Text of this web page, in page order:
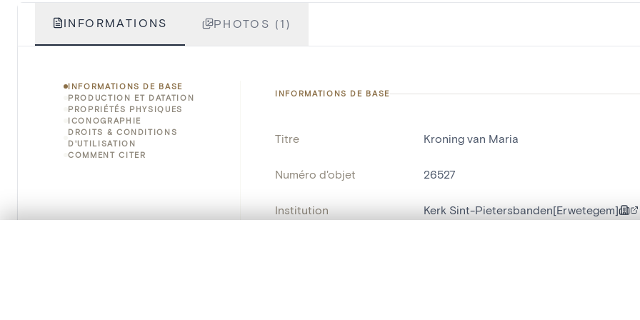
INFORMATIONS PHOTOS (1)
INFORMATIONS DE BASE
PRODUCTION ET DATATION
PROPRIÉTÉS PHYSIQUES
ICONOGRAPHIE
DROITS & CONDITIONS
D'UTILISATION
COMMENT CITER
INFORMATIONS DE BASE
Titre Kroning van Maria
Numéro d'objet 26527
Institution Kerk Sint-Pietersbanden[Erwetegem]